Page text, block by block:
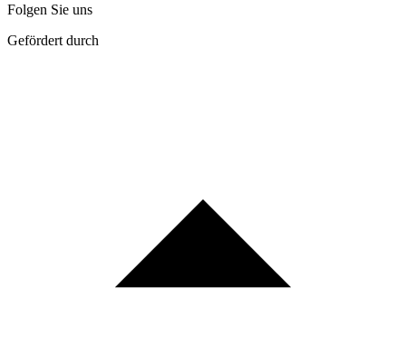
Folgen Sie uns
Gefördert durch